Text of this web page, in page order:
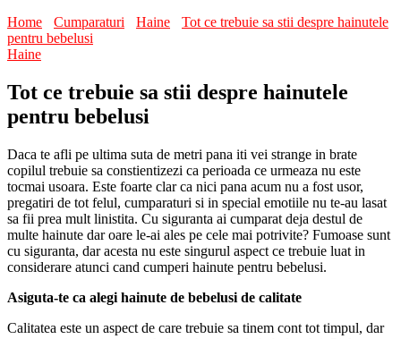
Home
Cumparaturi Haine
Tot ce trebuie sa stii despre hainutele
pentru bebelusi
Haine
Tot ce trebuie sa stii despre hainutele
pentru bebelusi
Daca te afli pe ultima suta de metri pana iti vei strange in brate
copilul trebuie sa constientizezi ca perioada ce urmeaza nu este
tocmai usoara. Este foarte clar ca nici pana acum nu a fost usor,
pregatiri de tot felul, cumparaturi si in special emotiile nu te-au lasat
sa fii prea mult linistita. Cu siguranta ai cumparat deja destul de
multe hainute dar oare le-ai ales pe cele mai potrivite? Fumoase sunt
cu siguranta, dar acesta nu este singurul aspect ce trebuie luat in
considerare atunci cand cumperi hainute pentru bebelusi.
Asiguta-te ca alegi hainute de bebelusi de calitate
Calitatea este un aspect de care trebuie sa tinem cont tot timpul, dar